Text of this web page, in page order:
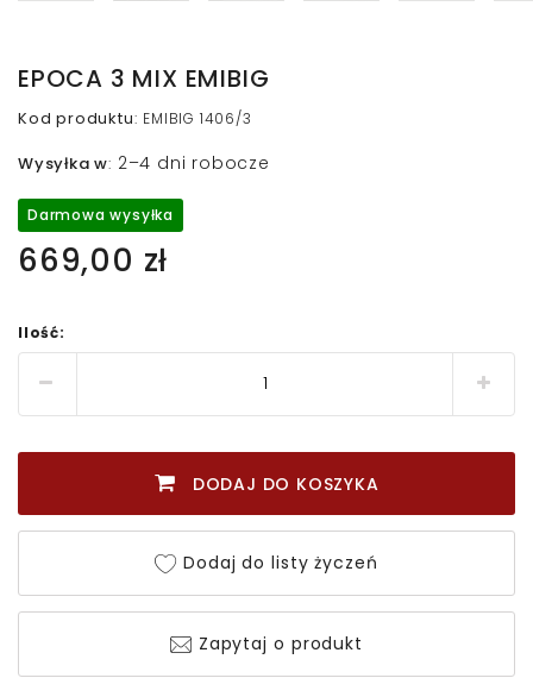
EPOCA 3 MIX EMIBIG
Kod produktu: EMIBIG 1406/3
Wysyłka w: 2–4 dni robocze
Darmowa wysyłka
669,00 zł
Ilość:
DODAJ DO KOSZYKA
Dodaj do listy życzeń
Zapytaj o produkt